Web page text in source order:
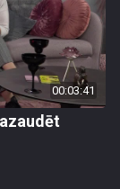
00:03:41